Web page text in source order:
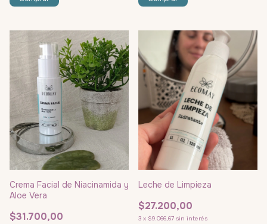
Crema Facial de Niacinamida y
Aloe Vera
$31.700,00
Leche de Limpieza
$27.200,00
3 x $9.066,67 sin interés